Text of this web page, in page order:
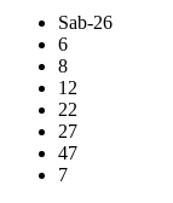
Sab-26
6
8
12
22
27
47
7